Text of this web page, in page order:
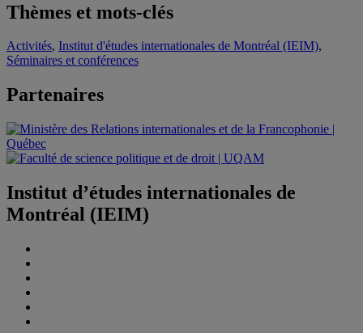
Thèmes et mots-clés
Activités, Institut d'études internationales de Montréal (IEIM),
Séminaires et conférences
Partenaires
Institut d’études internationales de
Montréal (IEIM)